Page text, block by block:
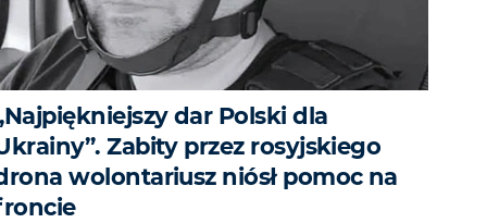
dar Polski dla
Zabity przez rosyjskiego
wolontariusz niósł pomoc na